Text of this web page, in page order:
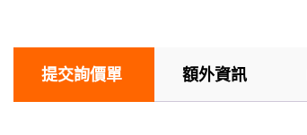
提交詢價單 額外資訊